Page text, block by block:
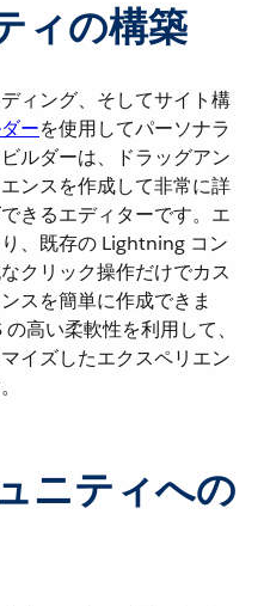
ィの構築
ィング、そしてサイト構
ーを使用してパーソナラ
ルダーは、ドラッグアン
ンスを作成して非常に詳
きるエディターです。エ
、既存の Lightning コン
クリック操作だけでカス
スを簡単に作成できま
高い柔軟性を利用して、
イズしたエクスペリエン
ニティへの